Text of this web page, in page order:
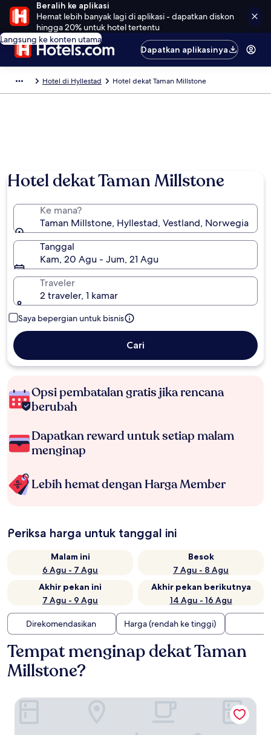
Beralih ke aplikasi
Hemat lebih banyak lagi di aplikasi - dapatkan diskon
hingga 20% untuk hotel tertentu
Langsung ke konten utama
Dapatkan aplikasinya
Hotel di Hyllestad Hotel dekat Taman Millstone
Hotel dekat Taman Millstone
Ke mana?
Taman Millstone, Hyllestad, Vestland, Norwegia
Tanggal
Kam, 20 Agu - Jum, 21 Agu
Traveler
2 traveler, 1 kamar
Saya bepergian untuk bisnis
Cari
Opsi pembatalan gratis jika rencana
berubah
Dapatkan reward untuk setiap malam
menginap
Lebih hemat dengan Harga Member
Periksa harga untuk tanggal ini
Malam ini
6 Agu - 7 Agu
Besok
7 Agu - 8 Agu
Akhir pekan ini
7 Agu - 9 Agu
Akhir pekan berikutnya
14 Agu - 16 Agu
Direkomendasikan Harga (rendah ke tinggi)
Tempat menginap dekat Taman
Millstone?
Lavik Fjord Hotell